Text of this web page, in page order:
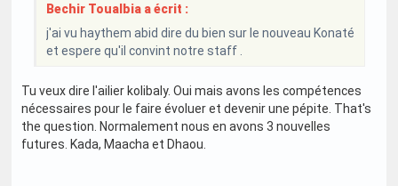
Bechir Toualbia a écrit :
j'ai vu haythem abid dire du bien sur le nouveau Konaté
et espere qu'il convint notre staff .
Tu veux dire l'ailier kolibaly. Oui mais avons les compétences
nécessaires pour le faire évoluer et devenir une pépite. That's
the question. Normalement nous en avons 3 nouvelles
futures. Kada, Maacha et Dhaou.